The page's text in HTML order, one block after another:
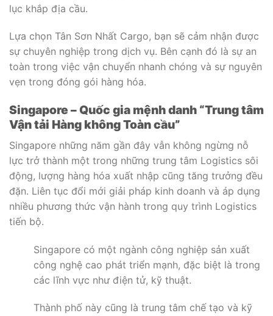
lục khắp địa cầu.
Lựa chọn Tân Sơn Nhất Cargo, bạn sẽ cảm nhận được
sự chuyên nghiệp trong dịch vụ. Bên cạnh đó là sự an
toàn trong việc vận chuyển nhanh chóng và sự nguyên
vẹn trong đóng gói hàng hóa.
Singapore – Quốc gia mệnh danh “Trung tâm
Vận tải Hàng không Toàn cầu”
Singapore những năm gần đây vẫn không ngừng nỗ
lực trở thành một trong những trung tâm Logistics sôi
động, lượng hàng hóa xuất nhập cũng tăng trưởng đều
đặn. Liên tục đổi mới giải pháp kinh doanh và áp dụng
nhiều phương thức vận hành trong quy trình Logistics
tiến bộ.
Singapore có một ngành công nghiệp sản xuất
công nghệ cao phát triển mạnh, đặc biệt là trong
các lĩnh vực như điện tử, kỹ thuật.
Thành phố này cũng là trung tâm chế tạo và kỹ